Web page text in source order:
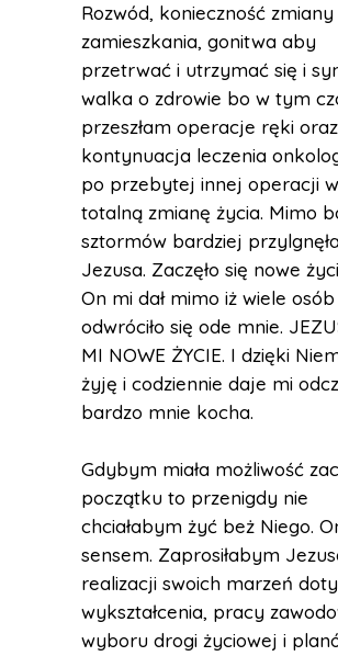
Rozwód, konieczność
zamieszkania, gonitwa aby
przetrwać i utrzymać się i
walka o zdrowie bo w tym
przeszłam operacje ręki oraz
kontynuacja leczenia
po przebytej innej operacji
totalną zmianę życia. Mimo
sztormów bardziej
Jezusa. Zaczęło się nowe
On mi dał mimo iż wiele osób
odwróciło się ode mnie.
MI NOWE ŻYCIE. I dzięki
żyję i codziennie daje mi
bardzo mnie kocha.
Gdybym miała możliwość
początku to przenigdy nie
chciałabym żyć beż Niego.
sensem. Zaprosiłabym
realizacji swoich marzeń
wykształcenia, pracy
wyboru drogi życiowej i